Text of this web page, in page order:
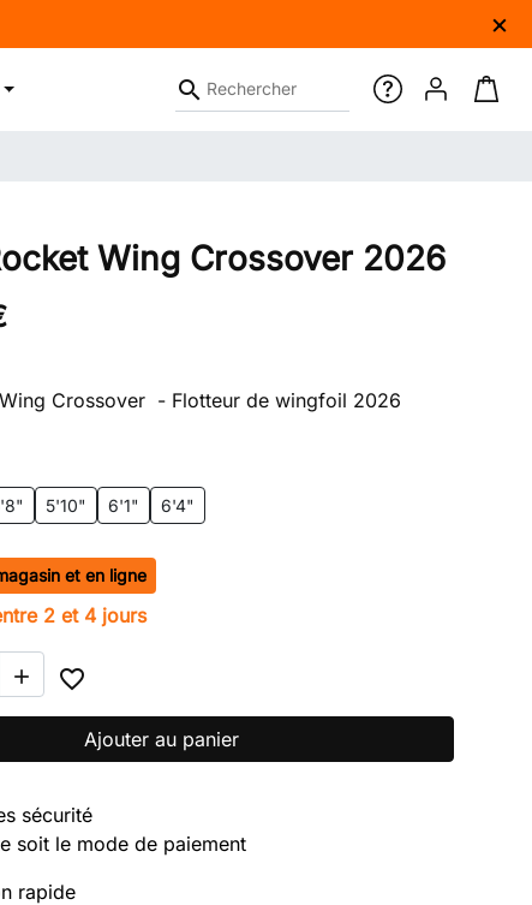
×
Aide en Ligne
Connexion
Panier
search
Wing Crossover 2026
Crossover - Flotteur de wingfoil 2026
5'10" 6'1" 6'4"
et en ligne
2 et 4 jours
 favorite_border
Ajouter au panier
sécurité
soit le mode de paiement
rapide